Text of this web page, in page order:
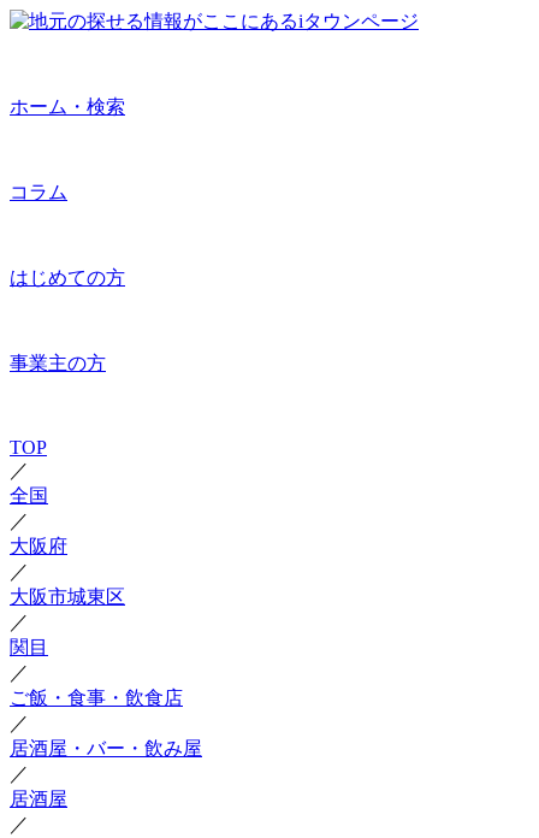
ホーム・検索
コラム
はじめての方
事業主の方
TOP
／
全国
／
大阪府
／
大阪市城東区
／
関目
／
ご飯・食事・飲食店
／
居酒屋・バー・飲み屋
／
居酒屋
／